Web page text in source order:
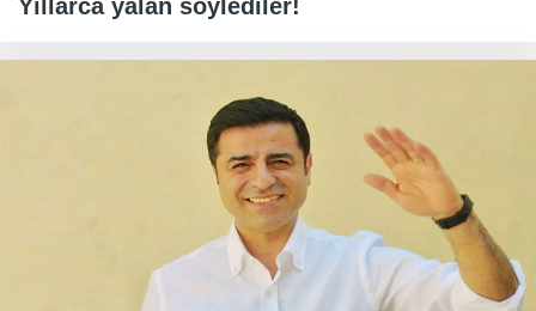
Yıllarca yalan söylediler!